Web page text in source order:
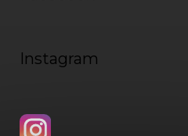
Instagram